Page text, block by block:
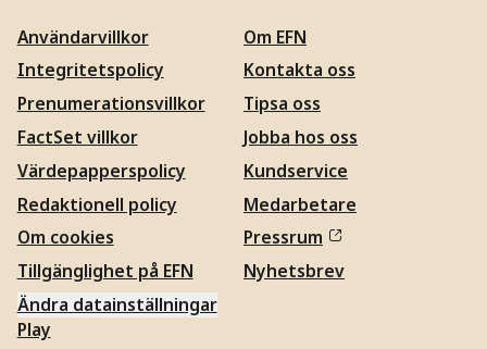
Användarvillkor
Integritetspolicy
Prenumerationsvillkor
FactSet villkor
Värdepapperspolicy
Redaktionell policy
Om cookies
Tillgänglighet på EFN
Ändra datainställningar
Om EFN
Kontakta oss
Tipsa oss
Jobba hos oss
Kundservice
Medarbetare
Pressrum
Nyhetsbrev
Play